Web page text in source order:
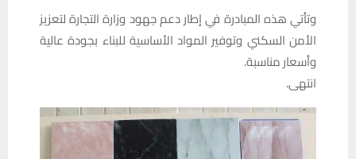
وتأتي هذه المبادرة في إطار دعم جهود وزارة التجارة لتعزيز
الأمن السكني وتوفير المواد الأساسية للبناء بجودة عالية
وأسعار مناسبة.
انتهى.